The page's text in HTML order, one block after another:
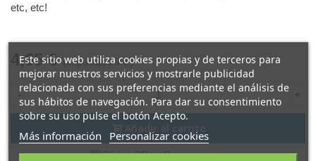
etc, etc!
4,65 € (impuestos inc.)
- +
Añadir al carrito
Código QR Compartir
Este sitio web utiliza cookies propias y de terceros para
mejorar nuestros servicios y mostrarle publicidad
relacionada con sus preferencias mediante el análisis de
sus hábitos de navegación. Para dar su consentimiento
sobre su uso pulse el botón Acepto.
Más información Personalizar cookies